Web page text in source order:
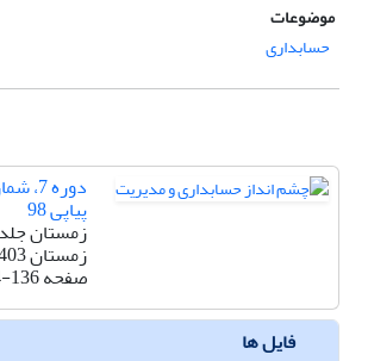
موضوعات
حسابداری
پیاپی 98
زمستان
زمستان 1403
صفحه136
فایل ها